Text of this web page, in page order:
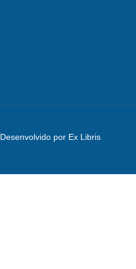
Desenvolvido por Ex Libris